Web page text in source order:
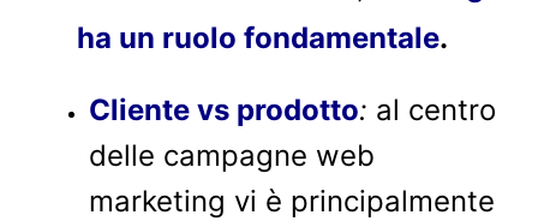
ha un ruolo fondamentale.
Cliente vs prodotto: al centro
delle campagne web
marketing vi è principalmente